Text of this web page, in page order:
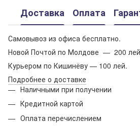
Доставка Оплата
Самовывоз из офиса бесплатно.
Новой Почтой по Молдове — 200
Курьером по Кишинёву — 100 лей.
Подробнее о доставке
Наличными при получении
Кредитной картой
Оплата перечислением